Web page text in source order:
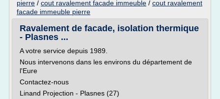
pierre / cout ravalement facade immeuble / cout ravalement
facade immeuble pierre
Ravalement de facade, isolation thermique
- Plasnes ...
A votre service depuis 1989.
Nous intervenons dans les environs du département de
l'Eure
Contactez-nous
Linand Projection - Plasnes (27)